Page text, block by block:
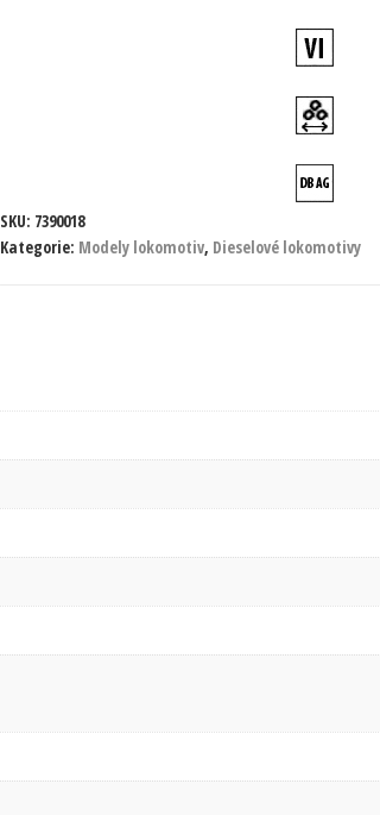
SKU: 7390018
Kategorie: Modely lokomotiv, Dieselové lokomotivy